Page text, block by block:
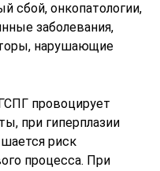
сбой, онкопатологии,
заболевания,
нарушающие
провоцирует
при гиперплазии
риск
процесса. При